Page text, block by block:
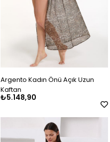
Argento Kadın Önü Açık Uzun
Kaftan
₺5.148,90